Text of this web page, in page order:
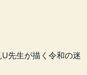
U先生が描く令和の迷